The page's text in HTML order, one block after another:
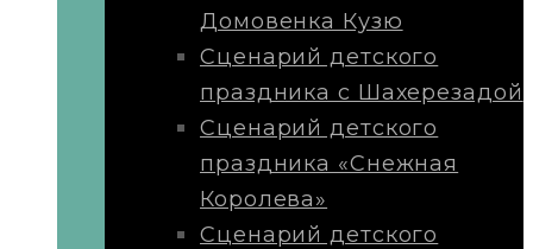
Домовенка Кузю
Сценарий детского
праздника с Шахерезадой
Сценарий детского
праздника «Снежная
Королева»
Сценарий детского